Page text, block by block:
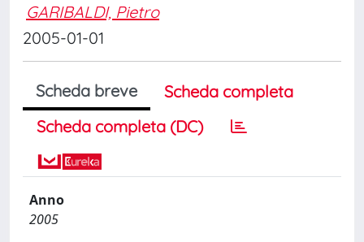
GARIBALDI, Pietro
2005-01-01
Scheda breve
Scheda completa
Scheda completa (DC)
Anno
2005